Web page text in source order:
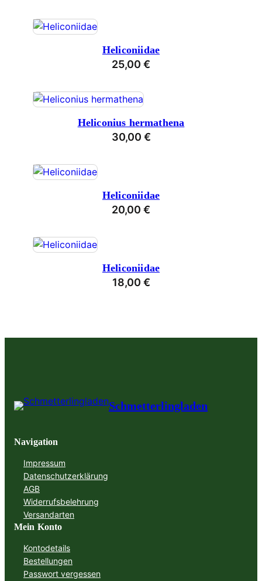
Heliconiidae
25,00 €
Heliconius hermathena
30,00 €
Heliconiidae
20,00 €
Heliconiidae
18,00 €
Schmetterlingladen
Navigation
Impressum
Datenschutzerklärung
AGB
Widerrufsbelehrung
Versandarten
Mein Konto
Kontodetails
Bestellungen
Passwort vergessen